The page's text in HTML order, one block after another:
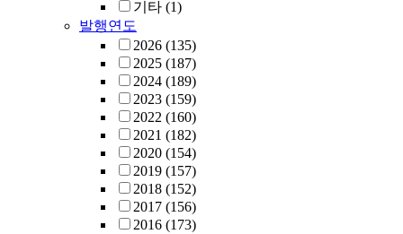
기타 (1)
발행연도
2026 (135)
2025 (187)
2024 (189)
2023 (159)
2022 (160)
2021 (182)
2020 (154)
2019 (157)
2018 (152)
2017 (156)
2016 (173)